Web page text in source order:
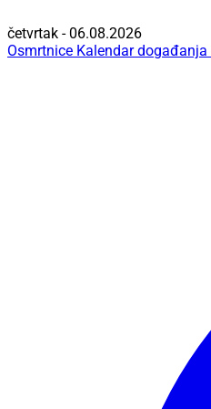
četvrtak - 06.08.2026
Osmrtnice Kalendar događanja